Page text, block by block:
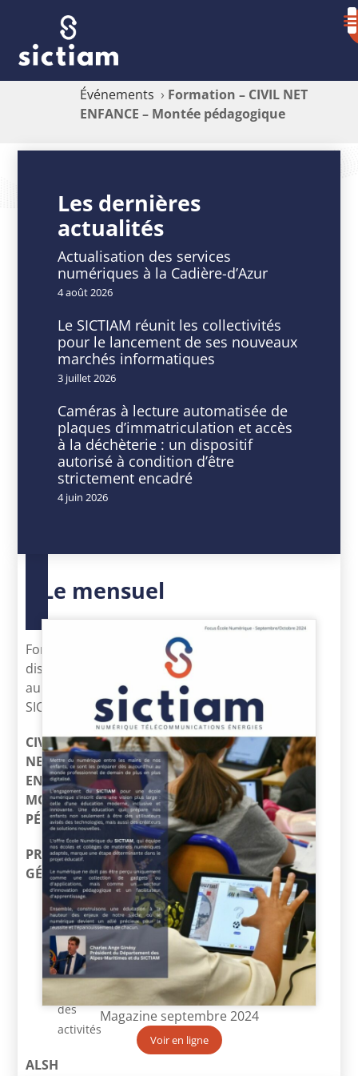
Événements › Formation – CIVIL NET
ENFANCE – Montée pédagogique
CIVIL
NET
ENFANCE
Montée
pédagogique
DATE
31
Mar
HEURE
9
h
30
Formation
dispensée
au
SICTIAM
CIVIL
NET
ENFANCE
MONTÉE
PÉDAGOGIQUE
PRÉSENTATION
GÉNÉRALE
Principes
généraux
scolaire
Principes
généraux
des
activités
ALSH
Les dernières
actualités
Actualisation des services
numériques à la Cadière-d’Azur
4 août 2026
Le SICTIAM réunit les collectivités
pour le lancement de ses nouveaux
marchés informatiques
3 juillet 2026
Caméras à lecture automatisée de
plaques d’immatriculation et accès
à la déchèterie : un dispositif
autorisé à condition d’être
strictement encadré
4 juin 2026
Le mensuel
Magazine septembre 2024
Voir en ligne